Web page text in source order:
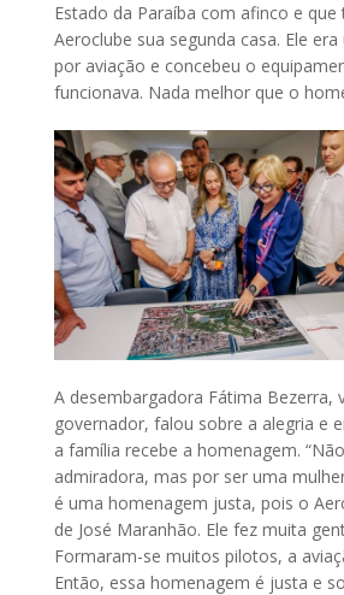
Estado da Paraíba com afinco e que
Aeroclube sua segunda casa. Ele
por aviação e concebeu o
funcionava. Nada melhor que o
A desembargadora Fátima Bezerra,
governador, falou sobre a alegria e
a família recebe a homenagem.
admiradora, mas por ser uma
é uma homenagem justa, pois o
de José Maranhão. Ele fez muita
Formaram-se muitos pilotos, a
Então, essa homenagem é justa e